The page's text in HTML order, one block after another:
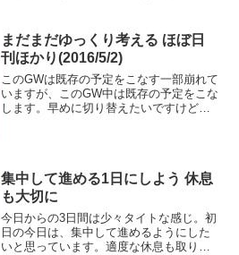
近の選択も、これからの事を考えると良
かった。"人生とは○○で...
まだまだゆっくり考える ほぼ日
刊ほかり(2016/5/2)
このGWは既存の予定をこなす一部崩れて
いますが、このGW中は既存の予定をこな
します。早めに切り替えたいですけど
集中して進める1日にしよう 休息
も大切に
今日からの3日間は少々タイトな感じ。初
日の今日は、集中して進めるようにした
いと思っています。適度な休息も取りな